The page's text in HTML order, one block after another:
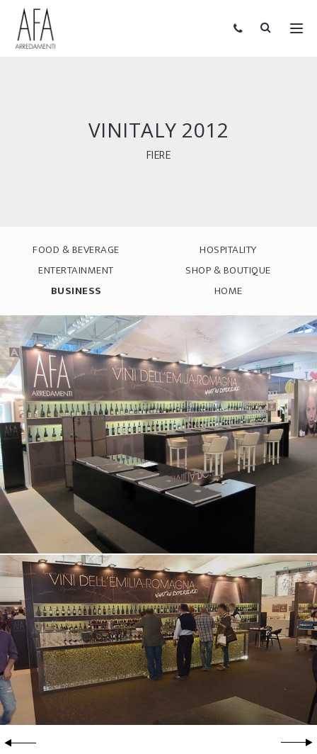
VINITALY 2012
FIERE
FOOD & BEVERAGE
HOSPITALITY
ENTERTAINMENT
SHOP & BOUTIQUE
BUSINESS
HOME